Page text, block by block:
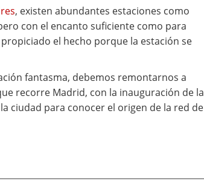
, existen abundantes estaciones como
con el encanto suficiente como para
el hecho porque la estación se
fantasma, debemos remontarnos a
recorre Madrid, con la inauguración de la
ciudad para conocer el origen de la red de